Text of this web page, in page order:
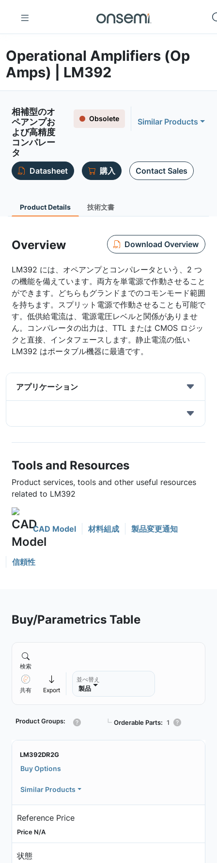
Operational Amplifiers (Op
Amps) | LM392
相補型のオ
ペアンプお
よび高精度
コンパレー
タ
Obsolete Similar Products
Datasheet 購入 Contact Sales
Product Details 技術文書
Overview Download Overview
LM392 には、オペアンプとコンパレータという、2 つ
の機能を備えています。両方を単電源で作動させること
ができます。どちらもグランドまでのコモンモード範囲
を持ちます。スプリット電源で作動させることも可能で
す。低供給電流は、電源電圧レベルと関係がありませ
ん。コンパレータの出力は、TTL または CMOS ロジッ
クと直接、インタフェースします。静止電流の低い
LM392 はポータブル機器に最適です。
アプリケーション
Tools and Resources
Product services, tools and other useful resources
related to LM392
CAD Model 材料組成 製品変更通知
信頼性
Buy/Parametrics Table
検索
共有 Export
並べ替え
製品
Product Groups: ┗ Orderable Parts: 1
LM392DR2G
Buy Options
Similar Products
Reference Price
Price N/A
状態